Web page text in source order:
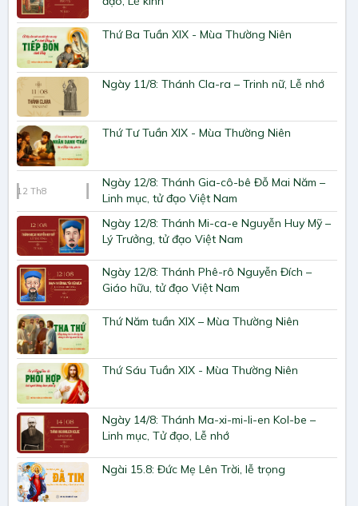
Thứ Ba Tuần XIX - Mùa Thường Niên
Ngày 11/8: Thánh Cla-ra – Trinh nữ, Lễ nhớ
Thứ Tư Tuần XIX - Mùa Thường Niên
12 Th8
Ngày 12/8: Thánh Gia-cô-bê Đỗ Mai Năm –
Linh mục, tử đạo Việt Nam
Ngày 12/8: Thánh Mi-ca-e Nguyễn Huy Mỹ –
Lý Trưởng, tử đạo Việt Nam
Ngày 12/8: Thánh Phê-rô Nguyễn Đích –
Giáo hữu, tử đạo Việt Nam
Thứ Năm tuần XIX – Mùa Thường Niên
Thứ Sáu Tuần XIX - Mùa Thường Niên
Ngày 14/8: Thánh Ma-xi-mi-li-en Kol-be –
Linh mục, Tử đạo, Lễ nhớ
Ngài 15.8: Đức Mẹ Lên Trời, lễ trọng